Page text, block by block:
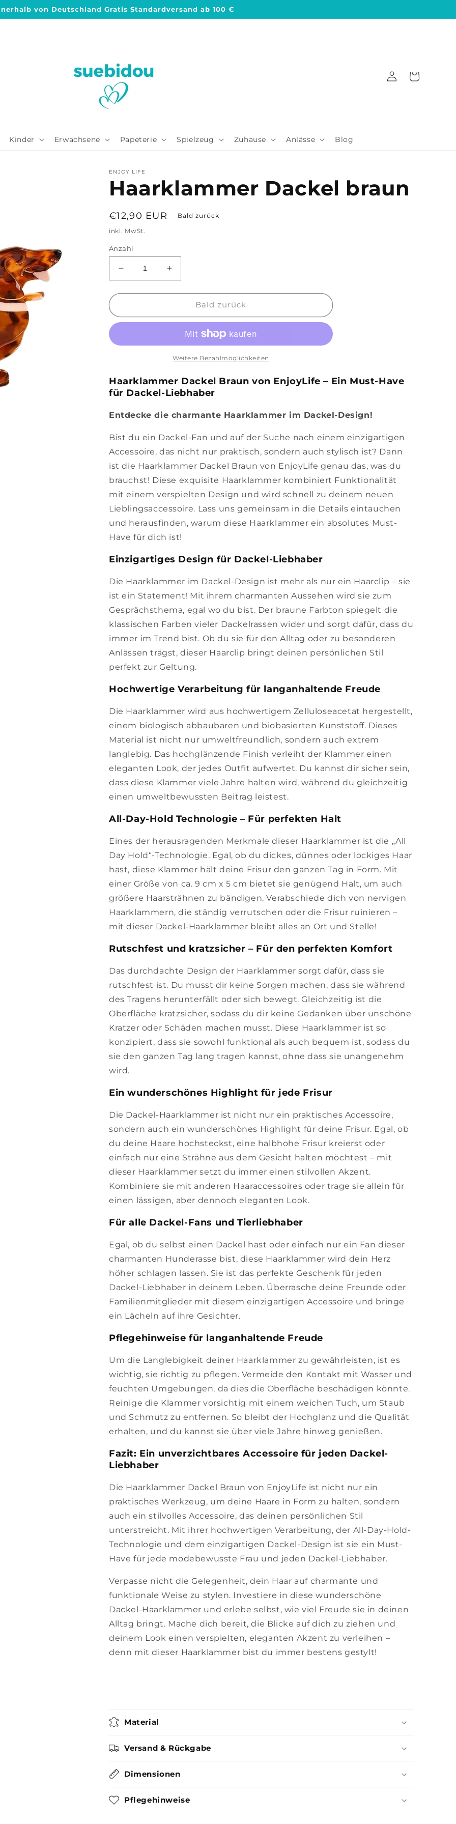
von Deutschland Gratis Standardversand ab 100 €
Kinder Erwachsene Papeterie Spielzeug Zuhause Anlässe Blog
Einloggen
Warenkorb
ENJOY LIFE
Haarklammer Dackel braun
Normaler
Preis
€12,90 EUR
Bald zurück
inkl. MwSt.
Anzahl
Verringere
die
Menge
Haarklammer
Erhöhe
die
Menge
Haarklammer
braun
Bald zurück
Weitere Bezahlmöglichkeiten
Haarklammer Dackel Braun von EnjoyLife – Ein Must-Have
für Dackel-Liebhaber
Entdecke die charmante Haarklammer im Dackel-Design!
Bist du ein Dackel-Fan und auf der Suche nach einem einzigartigen
Accessoire, das nicht nur praktisch, sondern auch stylisch ist? Dann
ist die Haarklammer Dackel Braun von EnjoyLife genau das, was du
brauchst! Diese exquisite Haarklammer kombiniert Funktionalität
mit einem verspielten Design und wird schnell zu deinem neuen
Lieblingsaccessoire. Lass uns gemeinsam in die Details eintauchen
und herausfinden, warum diese Haarklammer ein absolutes Must-
Have für dich ist!
Einzigartiges Design für Dackel-Liebhaber
Die Haarklammer im Dackel-Design ist mehr als nur ein Haarclip – sie
ist ein Statement! Mit ihrem charmanten Aussehen wird sie zum
Gesprächsthema, egal wo du bist. Der braune Farbton spiegelt die
klassischen Farben vieler Dackelrassen wider und sorgt dafür, dass du
immer im Trend bist. Ob du sie für den Alltag oder zu besonderen
Anlässen trägst, dieser Haarclip bringt deinen persönlichen Stil
perfekt zur Geltung.
Hochwertige Verarbeitung für langanhaltende Freude
Die Haarklammer wird aus hochwertigem Zelluloseacetat hergestellt,
einem biologisch abbaubaren und biobasierten Kunststoff. Dieses
Material ist nicht nur umweltfreundlich, sondern auch extrem
langlebig. Das hochglänzende Finish verleiht der Klammer einen
eleganten Look, der jedes Outfit aufwertet. Du kannst dir sicher sein,
dass diese Klammer viele Jahre halten wird, während du gleichzeitig
einen umweltbewussten Beitrag leistest.
All-Day-Hold Technologie – Für perfekten Halt
Eines der herausragenden Merkmale dieser Haarklammer ist die „All
Day Hold“-Technologie. Egal, ob du dickes, dünnes oder lockiges Haar
hast, diese Klammer hält deine Frisur den ganzen Tag in Form. Mit
einer Größe von ca. 9 cm x 5 cm bietet sie genügend Halt, um auch
größere Haarsträhnen zu bändigen. Verabschiede dich von nervigen
Haarklammern, die ständig verrutschen oder die Frisur ruinieren –
mit dieser Dackel-Haarklammer bleibt alles an Ort und Stelle!
Rutschfest und kratzsicher – Für den perfekten Komfort
Das durchdachte Design der Haarklammer sorgt dafür, dass sie
rutschfest ist. Du musst dir keine Sorgen machen, dass sie während
des Tragens herunterfällt oder sich bewegt. Gleichzeitig ist die
Oberfläche kratzsicher, sodass du dir keine Gedanken über unschöne
Kratzer oder Schäden machen musst. Diese Haarklammer ist so
konzipiert, dass sie sowohl funktional als auch bequem ist, sodass du
sie den ganzen Tag lang tragen kannst, ohne dass sie unangenehm
wird.
Ein wunderschönes Highlight für jede Frisur
Die Dackel-Haarklammer ist nicht nur ein praktisches Accessoire,
sondern auch ein wunderschönes Highlight für deine Frisur. Egal, ob
du deine Haare hochsteckst, eine halbhohe Frisur kreierst oder
einfach nur eine Strähne aus dem Gesicht halten möchtest – mit
dieser Haarklammer setzt du immer einen stilvollen Akzent.
Kombiniere sie mit anderen Haaraccessoires oder trage sie allein für
einen lässigen, aber dennoch eleganten Look.
Für alle Dackel-Fans und Tierliebhaber
Egal, ob du selbst einen Dackel hast oder einfach nur ein Fan dieser
charmanten Hunderasse bist, diese Haarklammer wird dein Herz
höher schlagen lassen. Sie ist das perfekte Geschenk für jeden
Dackel-Liebhaber in deinem Leben. Überrasche deine Freunde oder
Familienmitglieder mit diesem einzigartigen Accessoire und bringe
ein Lächeln auf ihre Gesichter.
Pflegehinweise für langanhaltende Freude
Um die Langlebigkeit deiner Haarklammer zu gewährleisten, ist es
wichtig, sie richtig zu pflegen. Vermeide den Kontakt mit Wasser und
feuchten Umgebungen, da dies die Oberfläche beschädigen könnte.
Reinige die Klammer vorsichtig mit einem weichen Tuch, um Staub
und Schmutz zu entfernen. So bleibt der Hochglanz und die Qualität
erhalten, und du kannst sie über viele Jahre hinweg genießen.
Fazit: Ein unverzichtbares Accessoire für jeden Dackel-
Liebhaber
Die Haarklammer Dackel Braun von EnjoyLife ist nicht nur ein
praktisches Werkzeug, um deine Haare in Form zu halten, sondern
auch ein stilvolles Accessoire, das deinen persönlichen Stil
unterstreicht. Mit ihrer hochwertigen Verarbeitung, der All-Day-Hold-
Technologie und dem einzigartigen Dackel-Design ist sie ein Must-
Have für jede modebewusste Frau und jeden Dackel-Liebhaber.
Verpasse nicht die Gelegenheit, dein Haar auf charmante und
funktionale Weise zu stylen. Investiere in diese wunderschöne
Dackel-Haarklammer und erlebe selbst, wie viel Freude sie in deinen
Alltag bringt. Mache dich bereit, die Blicke auf dich zu ziehen und
deinem Look einen verspielten, eleganten Akzent zu verleihen –
denn mit dieser Haarklammer bist du immer bestens gestylt!
Material
Versand & Rückgabe
Dimensionen
Pflegehinweise